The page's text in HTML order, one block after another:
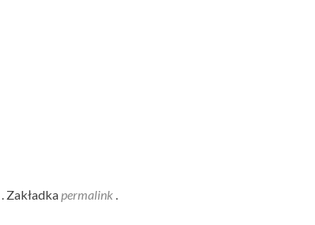
. Zakładkapermalink .